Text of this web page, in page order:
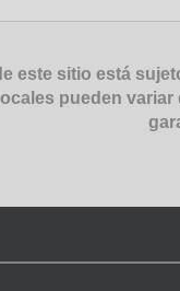
este sitio está
pueden